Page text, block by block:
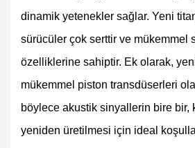
dinamik yetenekler sağlar. Yeni
sürücüler çok serttir ve mükemmel
özelliklerine sahiptir. Ek olarak,
mükemmel piston transdüserleri
böylece akustik sinyallerin bire bir,
yeniden üretilmesi için ideal